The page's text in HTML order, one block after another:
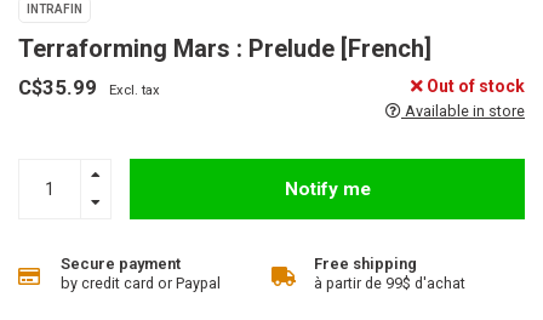
INTRAFIN
Terraforming Mars : Prelude [French]
C$35.99 Excl. tax Out of stock
Available in store
Notify me
Secure payment
by credit card or Paypal
Free shipping
à partir de 99$ d'achat